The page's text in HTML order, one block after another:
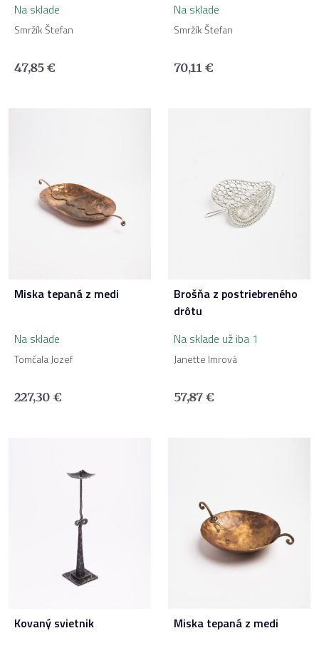
Na sklade
Smržík Štefan
47,85€
Na sklade
Smržík Štefan
70,11 €
Miska tepaná z medi
Na sklade
Tomčala Jozef
227,30 €
Brošňa z postriebreného
drôtu
Na sklade už iba 1
Janette Imrová
57,87€
Kovaný svietnik Miska tepaná z medi